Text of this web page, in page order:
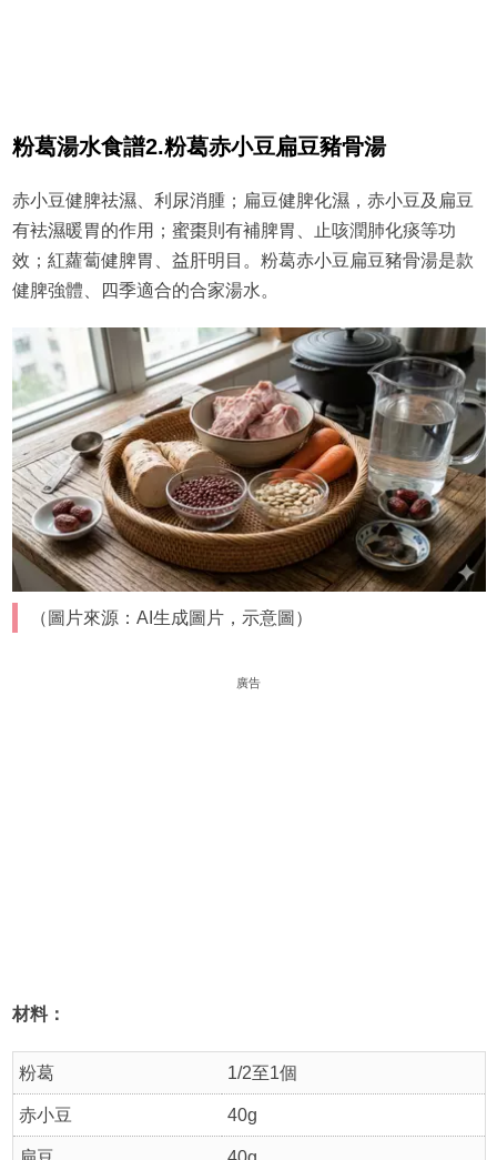
粉葛湯水食譜2.粉葛赤小豆扁豆豬骨湯
赤小豆健脾祛濕、利尿消腫；扁豆健脾化濕，赤小豆及扁豆
有袪濕暖胃的作用；蜜棗則有補脾胃、止咳潤肺化痰等功
效；紅蘿蔔健脾胃、益肝明目。粉葛赤小豆扁豆豬骨湯是款
健脾強體、四季適合的合家湯水。
（圖片來源：AI生成圖片，示意圖）
廣告
材料：
粉葛 1/2至1個
赤小豆 40g